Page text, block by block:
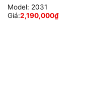
Model: 2031
Giá:2,190,000₫